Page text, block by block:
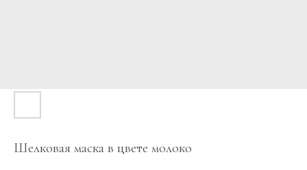
Шелковая маска в цвете молоко